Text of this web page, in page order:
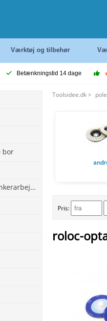
Værktøj og tilbehør
Betænkningstid 14 dage
bor
Fastgørelsesmateriale og ankerarbejde
Toolsidee.dk>
Pris:
roloc-